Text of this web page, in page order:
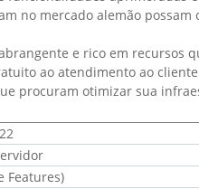
no mercado alemão
e rico em recursos
ao atendimento ao
procuram otimizar sua
Features)